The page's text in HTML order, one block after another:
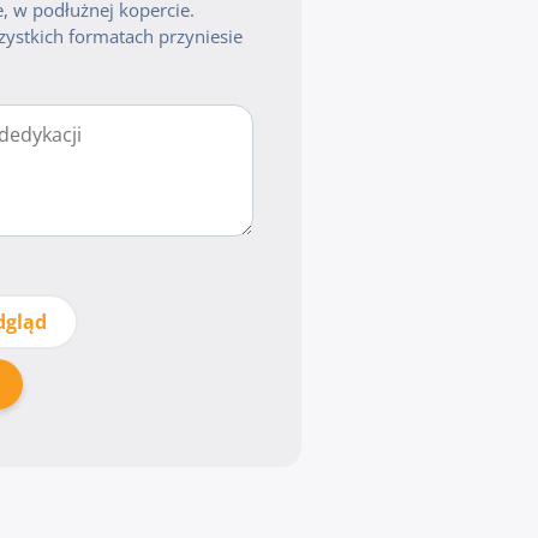
w podłużnej kopercie.
formatach przyniesie